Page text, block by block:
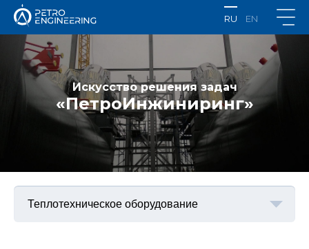
RU EN
Искусство решения задач
«ПетроИнжиниринг»